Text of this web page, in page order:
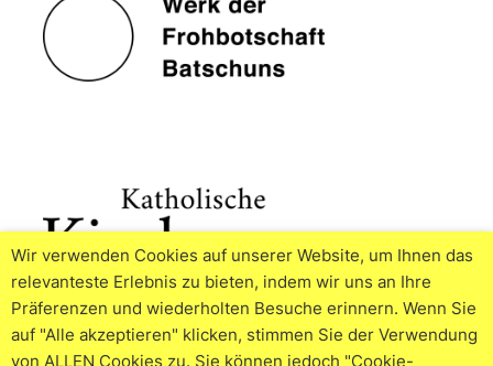
Wir verwenden Cookies auf unserer Website, um Ihnen das
relevanteste Erlebnis zu bieten, indem wir uns an Ihre
Präferenzen und wiederholten Besuche erinnern. Wenn Sie
auf "Alle akzeptieren" klicken, stimmen Sie der Verwendung
von ALLEN Cookies zu. Sie können jedoch "Cookie-